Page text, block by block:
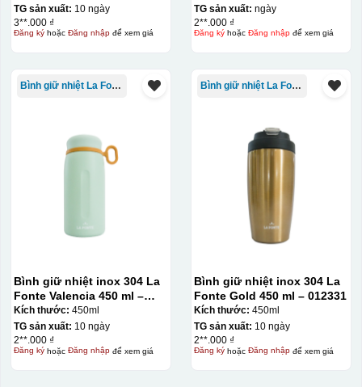
TG sản xuất: 10 ngày
3**.000 ₫
Đăng kýhoặc Đăng nhậpđể xem giá
TG sản xuất: ngày
2**.000 ₫
Đăng kýhoặc Đăng nhậpđể xem giá
Bình giữ nhiệt La Fonte
Bình giữ nhiệt inox 304 La
Fonte Valencia 450 ml –
012355
Kích thước: 450ml
TG sản xuất: 10 ngày
2**.000 ₫
Đăng kýhoặc Đăng nhậpđể xem giá
Bình giữ nhiệt La Fonte
Bình giữ nhiệt inox 304 La
Fonte Gold 450 ml – 012331
Kích thước: 450ml
TG sản xuất: 10 ngày
2**.000 ₫
Đăng kýhoặc Đăng nhậpđể xem giá